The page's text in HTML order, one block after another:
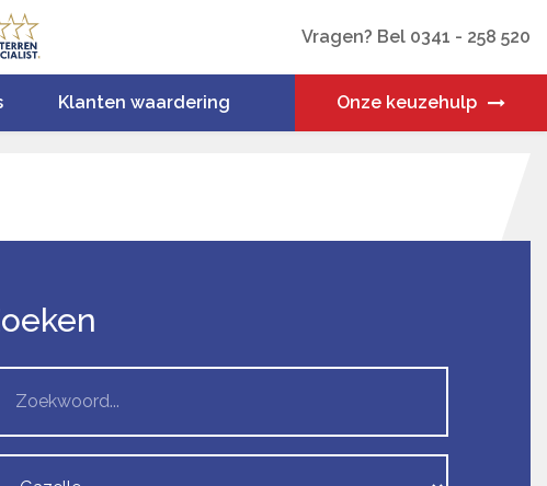
Vragen? Bel 0341 - 258 520
Klanten waardering Onze keuzehulp